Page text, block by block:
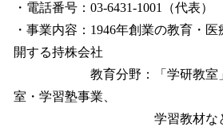
・電話番号：03-6431-1001（代表）
・事業内容：1946年創業の教育・
開する持株会社
教育分野：「学研教室」
室・学習塾事業、
学習教材などの出